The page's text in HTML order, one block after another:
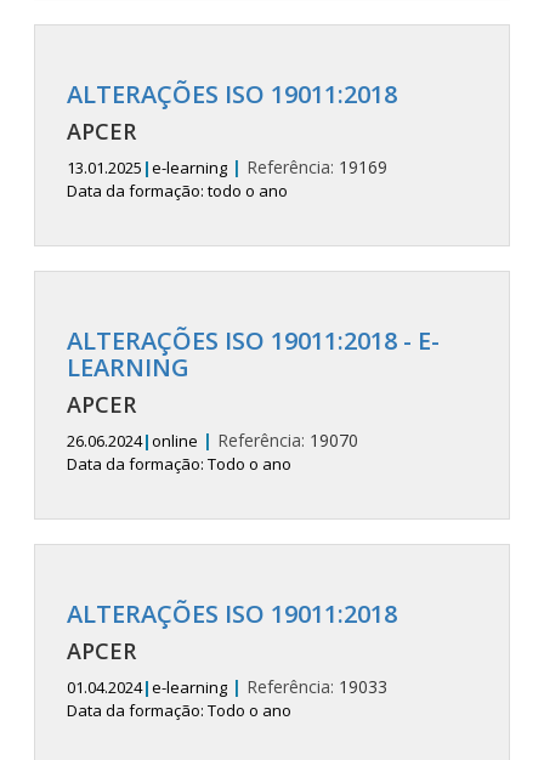
ALTERAÇÕES ISO 19011:2018
APCER
13.01.2025 |e-learning | Referência: 19169
Data da formação: todo o ano
ALTERAÇÕES ISO 19011:2018 - E-
LEARNING
APCER
26.06.2024|online | Referência: 19070
Data da formação: Todo o ano
ALTERAÇÕES ISO 19011:2018
APCER
01.04.2024|e-learning | Referência: 19033
Data da formação: Todo o ano